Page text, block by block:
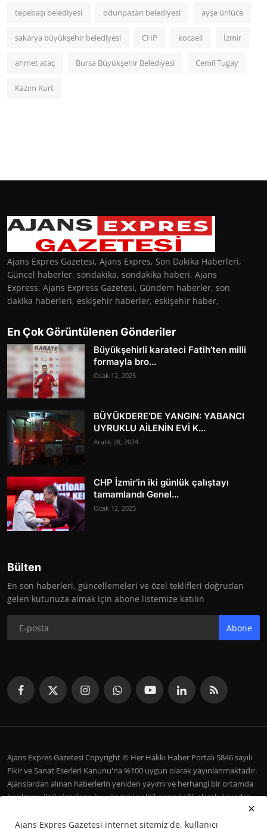
tepebaşı belediyesi odunpazarı belediyesi ayşe ünlüce
sakarya büyükşehir belediyesi CHP kocaeli İzmir
ahmet ataç Bursa Büyükşehir Belediyesi Cemil Tugay
Kazım Kurt
Ajans Expres Gazetesi, Ajans Expres, Son Dakika Haberleri,
Güncel haberler, sondakika, sondakika haberi, Ajans
Express, Ajans Express Gazetesi, Gündem haberler, son
dakika haberleri, eskişehir haberler, eskişehir haber,
En Çok Görüntülenen Gönderiler
Büyükşehirli karateci Fatih’ten milli
formayla bro...
Ocak 12, 2025
BÜYÜKDERE'DE YANGIN: YABANCI
UYRUKLU AİLENİN EVİ K...
Aralık 28, 2024
CHP İzmir'in iki günlük çalıştayı
tamamlandı Genel...
Ocak 12, 2025
Bülten
En son haberleri, güncellemeleri ve özel teklifleri doğrudan
gelen kutunuza almak için abone listemize katılın
Abone
Ajans Expres Gazetesi Copyright © Her Hakkı Haber Portalı 5846 sayılı
Fikir ve Sanat Eserleri Kanunu'na %100 uygun olarak yayınlanmaktadır.
Ajanslardan alınan haberlerin yeniden yayımı ve herhangi bir ortamda
basılması, ilgili ajansların bu yöndeki politikasına bağlı olarak önceden
Ajans Expres Gazetesi internet sitemiz'de, kullanıcı